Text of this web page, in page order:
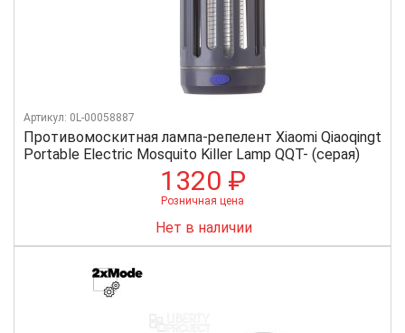
Противомоскитная лампа-репелент Xiaomi Qiaoqingt
Portable Electric Mosquito Killer Lamp QQT- (серая)
Артикул: 0L-00058887
1320 ₽
Розничная цена
Нет в наличии